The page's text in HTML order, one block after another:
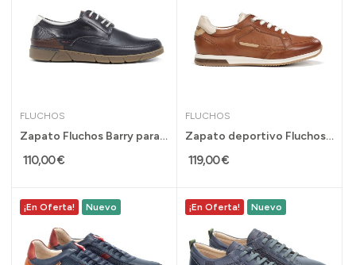
FLUCHOS
Zapato Fluchos Barry para hombre en azul con...
110,00 €
FLUCHOS
Zapato deportivo Fluchos Samir para hombre con...
119,00 €
¡En Oferta! Nuevo ¡En Oferta! Nuevo